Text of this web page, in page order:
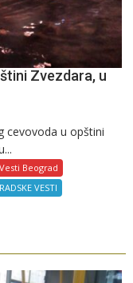
Zvezdara, u
cevovoda u opštini
Beograd
VESTI